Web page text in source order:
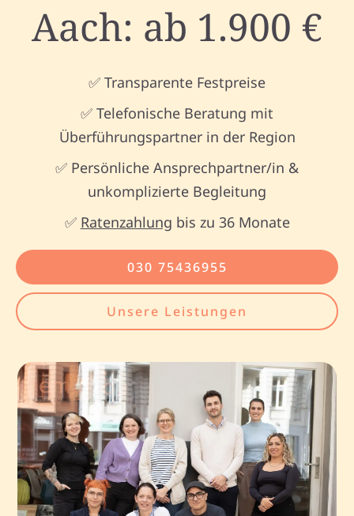
Aach: ab 1.900 €
✅ Transparente Festpreise
✅ Telefonische Beratung mit
Überführungspartner in der Region
✅ Persönliche Ansprechpartner/in &
unkomplizierte Begleitung
✅ Ratenzahlung bis zu 36 Monate
030 75436955
Unsere Leistungen